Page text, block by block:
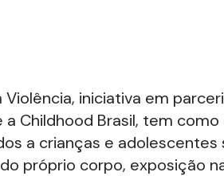
Violência, iniciativa em
a Childhood Brasil, tem
a crianças e adolescentes
próprio corpo, exposição